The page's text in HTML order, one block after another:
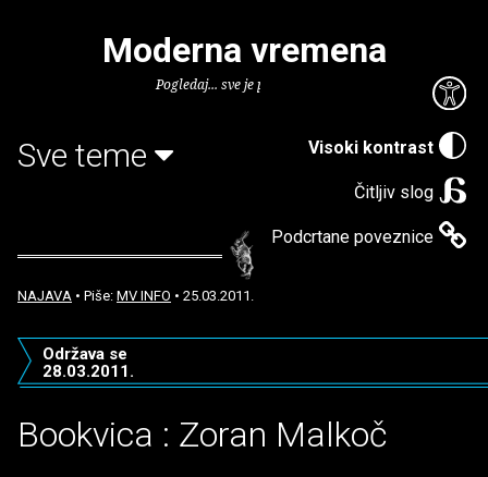
Visoki kontrast
Čitljiv slog
Podcrtane poveznice
Moderna vremena
Pogledaj... sve je puno knjiga.
Sve teme
NAJAVA • Piše: MV INFO • 25.03.2011.
Bookvica : Zoran Malkoč
Održava se
28.03.2011.